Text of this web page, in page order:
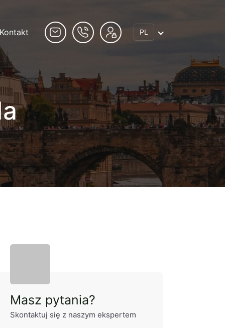
Kontakt PL
Masz pytania?
Skontaktuj się z naszym ekspertem